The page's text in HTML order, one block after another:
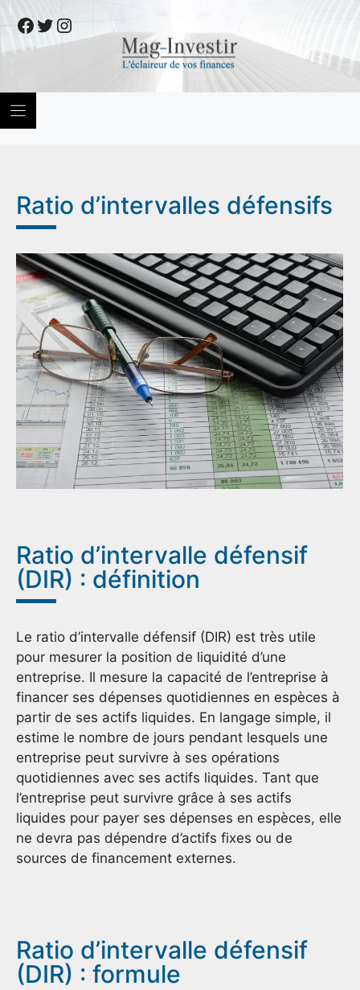
to
content
Facebook
Twitter
Instagram
Ratio d’intervalles défensifs
Ratio d’intervalle défensif
(DIR) : définition
Le ratio d’intervalle défensif (DIR) est très utile
pour mesurer la position de liquidité d’une
entreprise. Il mesure la capacité de l’entreprise à
financer ses dépenses quotidiennes en espèces à
partir de ses actifs liquides. En langage simple, il
estime le nombre de jours pendant lesquels une
entreprise peut survivre à ses opérations
quotidiennes avec ses actifs liquides. Tant que
l’entreprise peut survivre grâce à ses actifs
liquides pour payer ses dépenses en espèces, elle
ne devra pas dépendre d’actifs fixes ou de
sources de financement externes.
Ratio d’intervalle défensif
(DIR) : formule